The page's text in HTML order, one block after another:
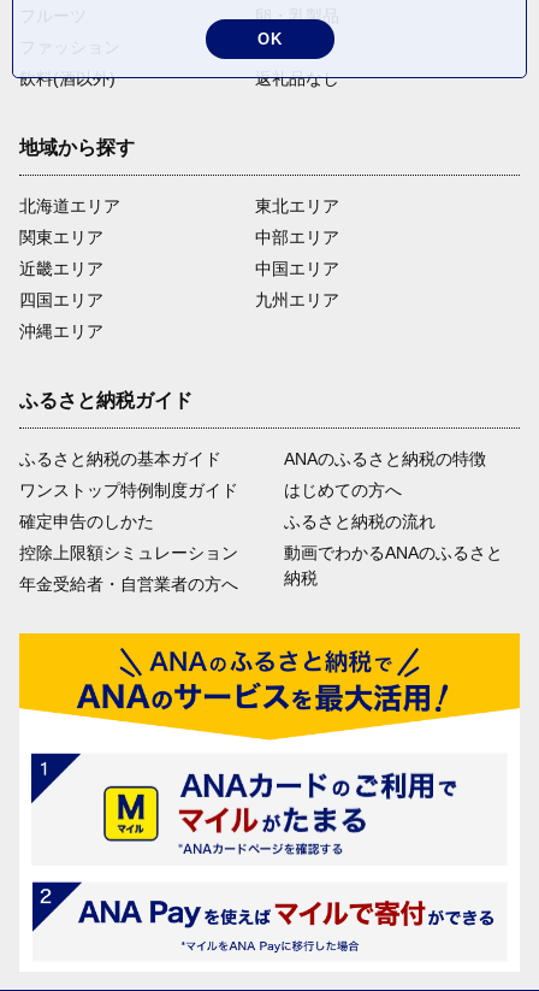
卵・乳製品
米・穀物
飲料(酒以外)
返礼品なし
地域から探す
北海道エリア
関東エリア
近畿エリア
四国エリア
沖縄エリア
東北エリア
中部エリア
中国エリア
九州エリア
ふるさと納税ガイド
ふるさと納税の基本ガイド
ワンストップ特例制度ガイド
確定申告のしかた
控除上限額シミュレーション
年金受給者・自営業者の方へ
ANAのふるさと納税の特徴
はじめての方へ
ふるさと納税の流れ
動画でわかるANAのふるさと
納税
OK